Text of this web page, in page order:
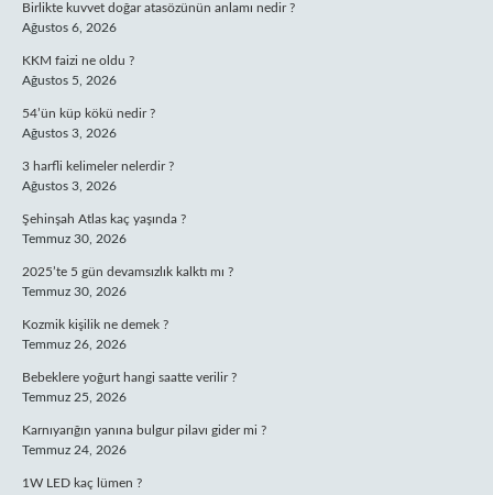
Birlikte kuvvet doğar atasözünün anlamı nedir ?
Ağustos 6, 2026
KKM faizi ne oldu ?
Ağustos 5, 2026
54’ün küp kökü nedir ?
Ağustos 3, 2026
3 harfli kelimeler nelerdir ?
Ağustos 3, 2026
Şehinşah Atlas kaç yaşında ?
Temmuz 30, 2026
2025’te 5 gün devamsızlık kalktı mı ?
Temmuz 30, 2026
Kozmik kişilik ne demek ?
Temmuz 26, 2026
Bebeklere yoğurt hangi saatte verilir ?
Temmuz 25, 2026
Karnıyarığın yanına bulgur pilavı gider mi ?
Temmuz 24, 2026
1W LED kaç lümen ?